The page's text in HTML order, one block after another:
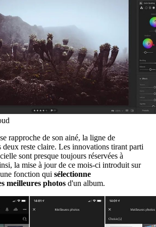
rapproche de son ainé, la ligne de
deux reste claire. Les innovations tirant parti
sont presque toujours réservées à
la mise à jour de ce mois-ci introduit sur
fonction qui sélectionne
meilleures photos d'un album.